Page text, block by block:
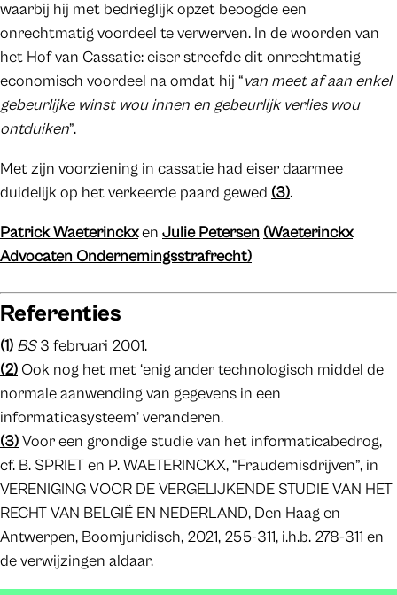
waarbij hij met bedrieglijk opzet beoogde een
onrechtmatig voordeel te verwerven. In de woorden van
het Hof van Cassatie: eiser streefde dit onrechtmatig
economisch voordeel na omdat hij “van meet af aan enkel
gebeurlijke winst wou innen en gebeurlijk verlies wou
ontduiken”.
Met zijn voorziening in cassatie had eiser daarmee
duidelijk op het verkeerde paard gewed (3).
Patrick Waeterinckxen Julie Petersen (Waeterinckx
Advocaten Ondernemingsstrafrecht)
Referenties
(1) BS3 februari 2001.
(2) Ook nog het met ‘enig ander technologisch middel de
normale aanwending van gegevens in een
informaticasysteem’ veranderen.
(3)Voor een grondige studie van het informaticabedrog,
cf. B. SPRIET en P. WAETERINCKX, “Fraudemisdrijven”, in
VERENIGING VOOR DE VERGELIJKENDE STUDIE VAN HET
RECHT VAN BELGIË EN NEDERLAND, Den Haag en
Antwerpen, Boomjuridisch, 2021, 255-311, i.h.b. 278-311 en
de verwijzingen aldaar.